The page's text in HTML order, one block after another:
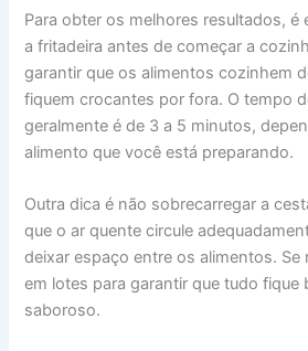
Para obter os melhores resultados, é
a fritadeira antes de começar a
garantir que os alimentos cozinhem
fiquem crocantes por fora. O tempo
geralmente é de 3 a 5 minutos,
alimento que você está preparando.
Outra dica é não sobrecarregar a
que o ar quente circule
deixar espaço entre os alimentos.
em lotes para garantir que tudo fique
saboroso.